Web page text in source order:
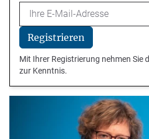
Email
Registrieren
Mit Ihrer Registrierung nehmen Sie
zur Kenntnis.